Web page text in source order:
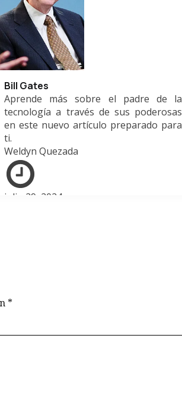
Bill Gates
Aprende más sobre el padre de la
tecnología a través de sus poderosas
en este nuevo artículo preparado para
ti.
Weldyn Quezada
julio 29, 2024
*